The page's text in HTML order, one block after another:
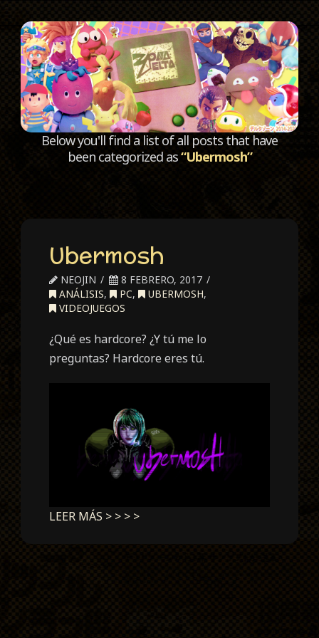
Below you'll find a list of all posts that have
been categorized as“Ubermosh”
Ubermosh
NEOJIN
8 FEBRERO, 2017
ANÁLISIS, PC, UBERMOSH,
VIDEOJUEGOS
¿Qué es hardcore? ¿Y tú me lo
preguntas? Hardcore eres tú.
LEER MÁS > > > >